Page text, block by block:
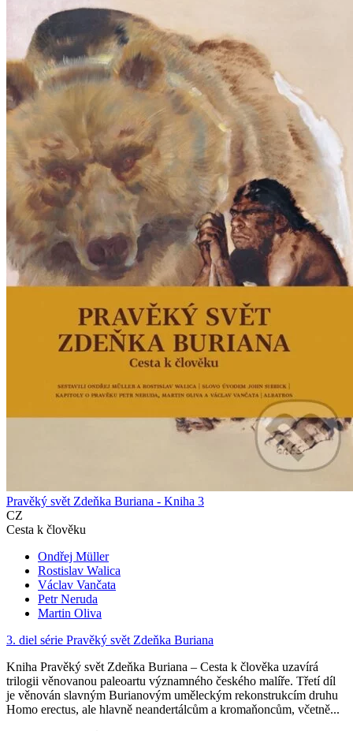
Pravěký svět Zdeňka Buriana - Kniha 3
CZ
Cesta k člověku
Ondřej Müller
Rostislav Walica
Václav Vančata
Petr Neruda
Martin Oliva
3. diel série Pravěký svět Zdeňka Buriana
Kniha Pravěký svět Zdeňka Buriana – Cesta k člověka uzavírá
trilogii věnovanou paleoartu významného českého malíře. Třetí díl
je věnován slavným Burianovým uměleckým rekonstrukcím druhu
Homo erectus, ale hlavně neandertálcům a kromaňoncům, včetně...